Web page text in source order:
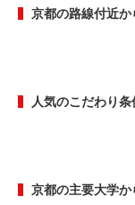
京都の路線付近
人気のこだわり
京都の主要大学